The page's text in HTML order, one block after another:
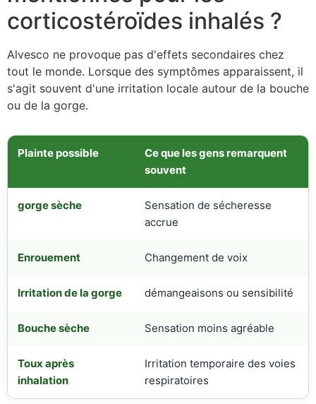
corticostéroïdes inhalés ?
Alvesco ne provoque pas d'effets secondaires chez
tout le monde. Lorsque des symptômes apparaissent, il
s'agit souvent d'une irritation locale autour de la bouche
ou de la gorge.
Plainte possible
Ce que les gens remarquent
souvent
gorge sèche
Sensation de sécheresse
accrue
Enrouement Changement de voix
Irritation de la gorge démangeaisons ou sensibilité
Bouche sèche Sensation moins agréable
Toux après
inhalation
Irritation temporaire des voies
respiratoires